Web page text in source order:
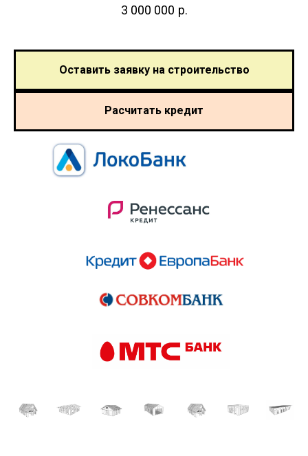
3 000 000 р.
Оставить заявку на строительство
Расчитать кредит